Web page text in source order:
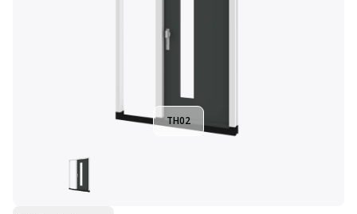
TH02